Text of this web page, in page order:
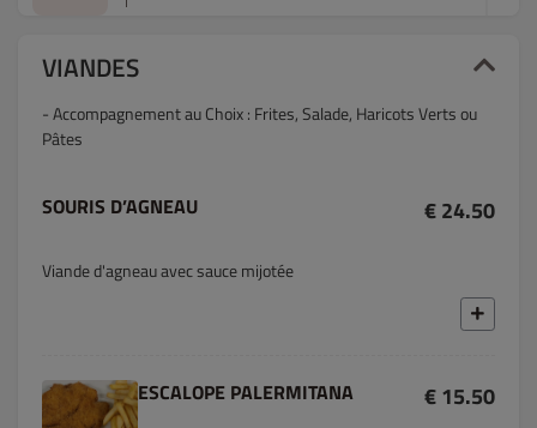
VIANDES
- Accompagnement au Choix : Frites, Salade, Haricots Verts ou
Pâtes
SOURIS D’AGNEAU € 24.50
Viande d'agneau avec sauce mijotée
ESCALOPE PALERMITANA € 15.50